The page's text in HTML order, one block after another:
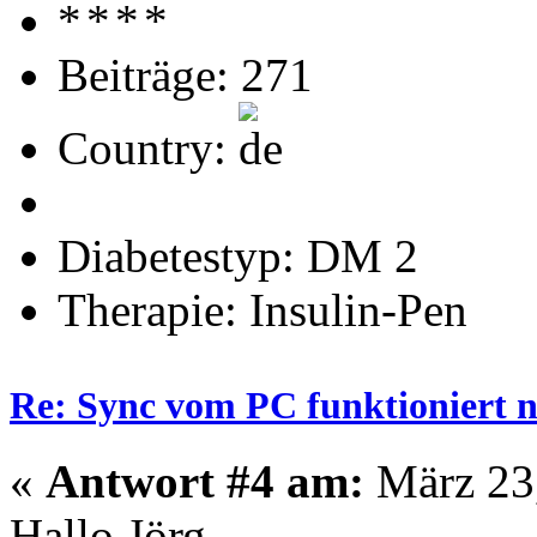
Beiträge: 271
Country:
Diabetestyp: DM 2
Therapie: Insulin-Pen
Re: Sync vom PC funktioniert
« Antwort #4 am: März